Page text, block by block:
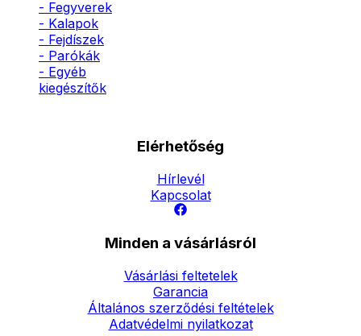
- Fegyverek
- Kalapok
- Fejdíszek
- Parókák
- Egyéb
kiegészítők
Elérhetőség
Hírlevél
Kapcsolat
Minden a vásárlásról
Vásárlási feltetelek
Garancia
Általános szerződési feltételek
Adatvédelmi nyilatkozat